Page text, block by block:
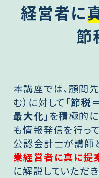
経営者に
節
本講座では、顧問
む）に対して 「節税
最大化」 を積極的
も情報発信を行っ
公認会計士が講師
業経営者に真に提
に解説していただき